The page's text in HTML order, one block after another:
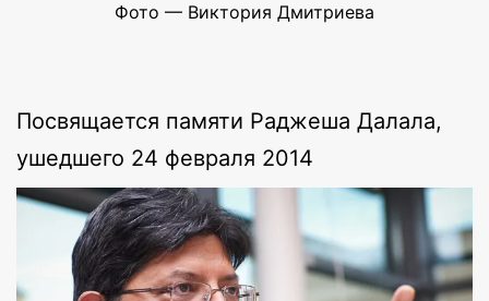
Фото — Виктория Дмитриева
Посвящается памяти Раджеша Далала,
ушедшего 24 февраля 2014